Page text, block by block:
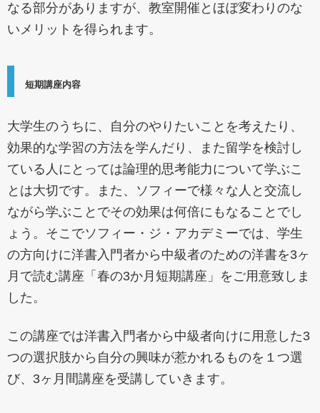
なる部分がありますが、教室開催とほぼ変わりのな
いメリットを得られます。
短期講座内容
大学生のうちに、自分のやりたいことを考えたり、
効果的な学習の方法を学んだり、また留学を検討し
ている人にとっては論理的思考能力について学ぶこ
とは大切です。また、ソフィーで様々な人と交流し
ながら学ぶことでその効果は何倍にもなることでし
ょう。そこでソフィー・ジ・アカデミーでは、学生
の方向けに洋書入門者から中級者のための洋書を3ヶ
月で読む講座「春の3か月短期講座」をご用意致しま
した。
この講座では洋書入門者から中級者向けに用意した3
つの選択肢から自分の興味が惹かれるものを１つ選
び、3ヶ月間講座を受講していきます。